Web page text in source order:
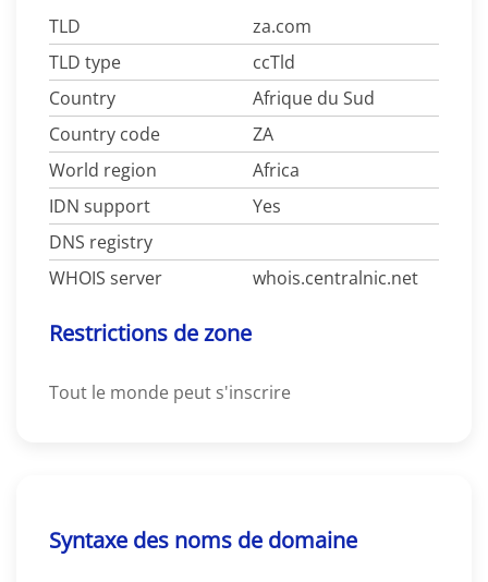
TLD
za.com
TLD type
ccTld
Country
Afrique du Sud
Country code
ZA
World region
Africa
IDN support
Yes
DNS registry
WHOIS server
whois.centralnic.net
Restrictions de zone
Tout le monde peut s'inscrire
Syntaxe des noms de domaine